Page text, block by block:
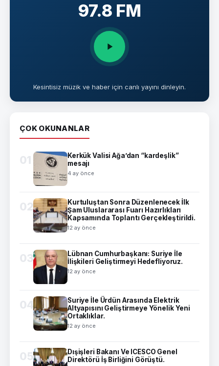
97.8 FM
Kesintisiz müzik ve haber için canlı yayını dinleyin.
ÇOK OKUNANLAR
01
Kerkük Valisi Ağa’dan “kardeşlik”
mesajı
4 ay önce
02
Kurtuluştan Sonra Düzenlenecek İlk
Şam Uluslararası Fuarı Hazırlıkları
Kapsamında Toplantı Gerçekleştirildi.
12 ay önce
03
Lübnan Cumhurbaşkanı: Suriye İle
İlişkileri Geliştirmeyi Hedefliyoruz.
12 ay önce
04
Suriye İle Ürdün Arasında Elektrik
Altyapısını Geliştirmeye Yönelik Yeni
Ortaklıklar.
12 ay önce
05
Dışişleri Bakanı Ve ICESCO Genel
Direktörü İş Birliğini Görüştü.